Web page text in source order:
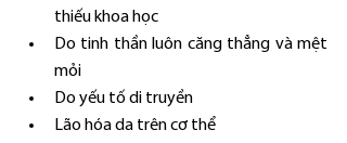
thiếu khoa học
Do tinh thần luôn căng thẳng và mệt
mỏi
Do yếu tố di truyền
Lão hóa da trên cơ thể